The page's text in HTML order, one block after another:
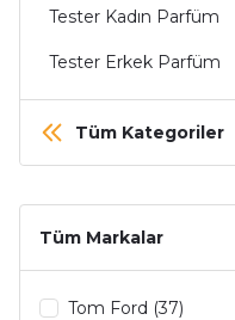
Tester Kadın Parfüm
Tester Erkek Parfüm
Tüm Kategoriler
Tüm Markalar
Tom Ford (37)